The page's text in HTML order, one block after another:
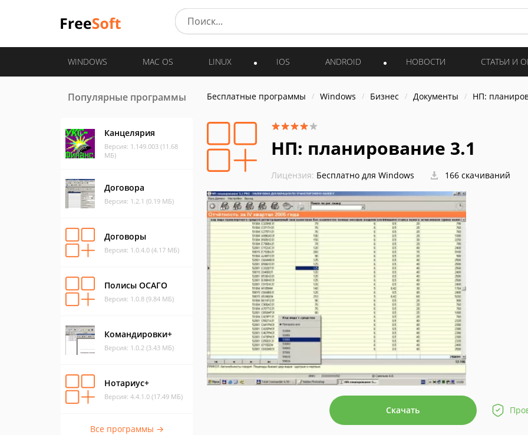
WINDOWS MAC OS LINUX IOS ANDROID НОВОСТИ СТАТЬИ И
Популярные программы
Канцелярия
Версия: 1.149.003 (11.68
МБ)
Договора
Версия: 1.2.1 (0.19 МБ)
Договоры
Версия: 1.0.4.0 (4.17 МБ)
Полисы ОСАГО
Версия: 1.0.8 (9.84 МБ)
Командировки+
Версия: 1.0.2 (3.43 МБ)
Нотариус+
Версия: 4.4.1.0 (17.49 МБ)
Все программы →
Бесплатные программы Windows Бизнес Документы НП:
НП: планирование 3.1
Лицензия: Бесплатно для Windows 166 скачиваний
Скачать